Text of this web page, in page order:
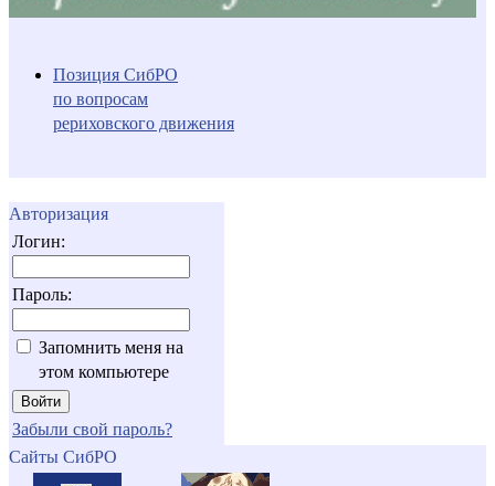
Позиция СибРО
по вопросам
рериховского движения
Авторизация
Логин:
Пароль:
Запомнить меня на
этом компьютере
Забыли свой пароль?
Сайты СибРО